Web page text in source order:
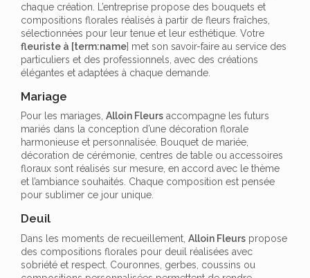
chaque création. L’entreprise propose des bouquets et
compositions florales réalisés à partir de fleurs fraîches,
sélectionnées pour leur tenue et leur esthétique. Votre
fleuriste à [term:name] met son savoir-faire au service des
particuliers et des professionnels, avec des créations
élégantes et adaptées à chaque demande.
Mariage
Pour les mariages, Alloin Fleurs accompagne les futurs
mariés dans la conception d’une décoration florale
harmonieuse et personnalisée. Bouquet de mariée,
décoration de cérémonie, centres de table ou accessoires
floraux sont réalisés sur mesure, en accord avec le thème
et l’ambiance souhaités. Chaque composition est pensée
pour sublimer ce jour unique.
Deuil
Dans les moments de recueillement, Alloin Fleurs propose
des compositions florales pour deuil réalisées avec
sobriété et respect. Couronnes, gerbes, coussins ou